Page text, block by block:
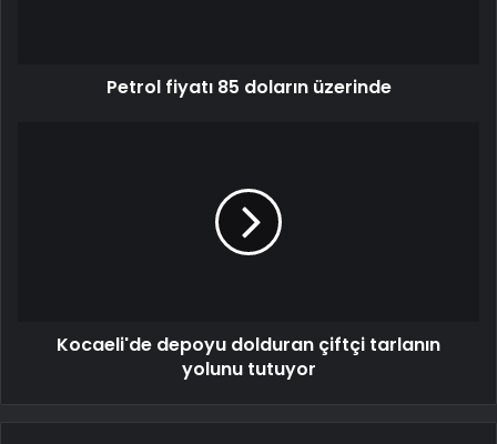
Petrol fiyatı 85 doların üzerinde
Kocaeli'de depoyu dolduran çiftçi tarlanın
yolunu tutuyor